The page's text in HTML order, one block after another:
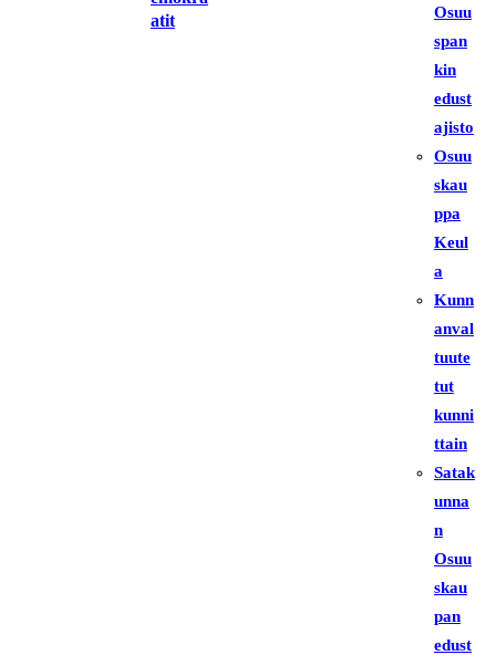
atit
Osuu
span
kin
edust
ajisto
Osuu
skau
ppa
Keul
a
Kunn
anval
tuute
tut
kunni
ttain
Satak
unna
n
Osuu
skau
pan
edust